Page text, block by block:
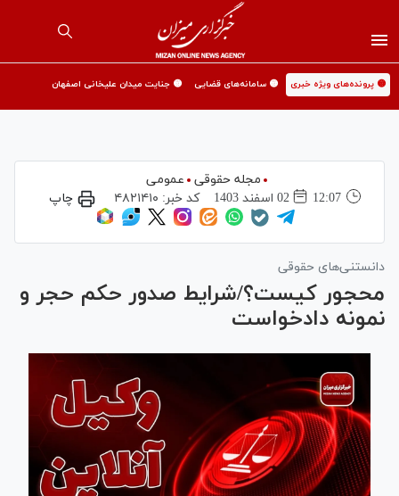
🟡 پرونده‌های ویژه خبری 🟡 سامانه‌های قضایی 🟡 جنایت میدان علیخانی اصفهان
مجله حقوقی
عمومی
12:07
02 اسفند 1403 کد خبر: ۴۸۲۱۴۱۰ چاپ
دانستنی‌های حقوقی
محجور کیست؟/شرایط صدور حکم حجر و
نمونه دادخواست